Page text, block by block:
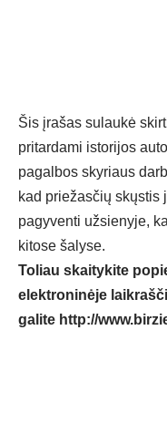
Šis įrašas sulaukė
pritardami istorijos
pagalbos skyriaus
kad priežasčių skųstis
pagyventi užsienyje,
kitose šalyse.
Toliau skaitykite
elektroninėje
galite http://